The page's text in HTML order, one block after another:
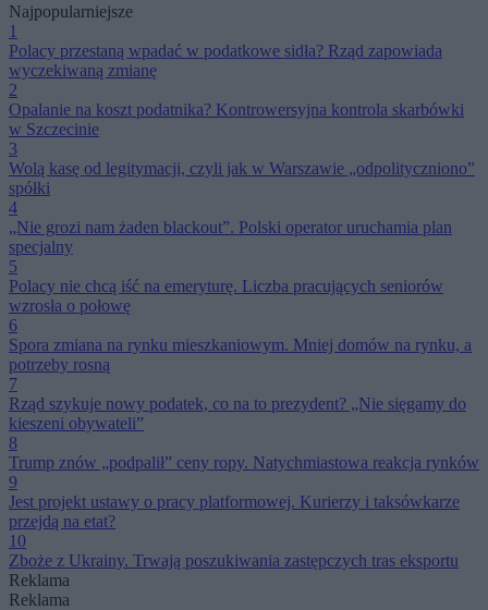
Najpopularniejsze
1
Polacy przestaną wpadać w podatkowe sidła? Rząd zapowiada
wyczekiwaną zmianę
2
Opalanie na koszt podatnika? Kontrowersyjna kontrola skarbówki
w Szczecinie
3
Wolą kasę od legitymacji, czyli jak w Warszawie „odpolityczniono”
spółki
4
„Nie grozi nam żaden blackout”. Polski operator uruchamia plan
specjalny
5
Polacy nie chcą iść na emeryturę. Liczba pracujących seniorów
wzrosła o połowę
6
Spora zmiana na rynku mieszkaniowym. Mniej domów na rynku, a
potrzeby rosną
7
Rząd szykuje nowy podatek, co na to prezydent? „Nie sięgamy do
kieszeni obywateli”
8
Trump znów „podpalił” ceny ropy. Natychmiastowa reakcja rynków
9
Jest projekt ustawy o pracy platformowej. Kurierzy i taksówkarze
przejdą na etat?
10
Zboże z Ukrainy. Trwają poszukiwania zastępczych tras eksportu
Reklama
Reklama